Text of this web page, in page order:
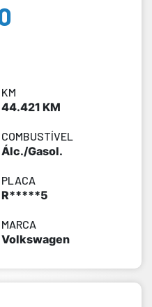
KM
44.421 KM
COMBUSTÍVEL
Álc./Gasol.
PLACA
R*****5
MARCA
Volkswagen